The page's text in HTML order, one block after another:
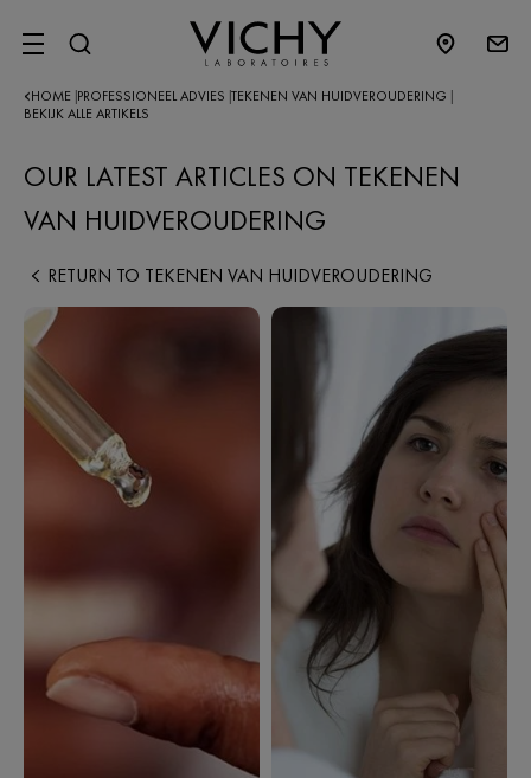
SITE MENU
HOME PROFESSIONEEL ADVIES TEKENEN VAN HUIDVEROUDERING
BEKIJK ALLE ARTIKELS
OUR LATEST ARTICLES ON TEKENEN
VAN HUIDVEROUDERING
RETURN TO TEKENEN VAN HUIDVEROUDERING